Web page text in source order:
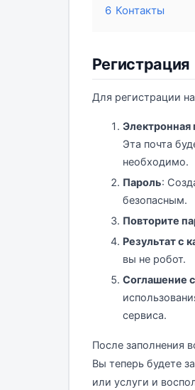
6 Контакты
Регистрация
Для регистрации
Электронная
Эта почта
необходимо.
Пароль:
безопасным.
Повторите
Результат с
вы не робот.
Соглашение
сервиса.
После заполнения
Вы теперь будете
или услуги и